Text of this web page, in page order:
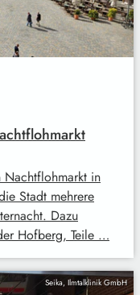
Nachtflohmarkt in
Stadt mehrere
Dazu
Hofberg, Teile …
Seika, Ilmtalklinik GmbH